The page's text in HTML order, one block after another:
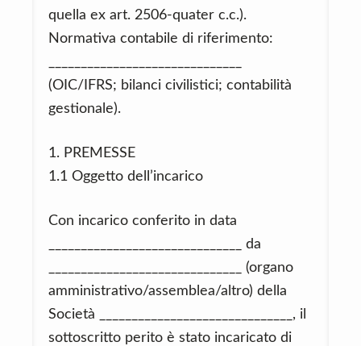
quella ex art. 2506-quater c.c.).
Normativa contabile di riferimento:
(OIC/IFRS; bilanci civilistici; contabilità
gestionale).
1. PREMESSE
1.1 Oggetto dell’incarico
Con incarico conferito in data
______________________________ da
______________________________ (organo
amministrativo/assemblea/altro) della
Società ______________________________, il
sottoscritto perito è stato incaricato di